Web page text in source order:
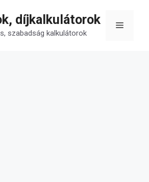
díjkalkulátorok
szabadság kalkulátorok
Menü